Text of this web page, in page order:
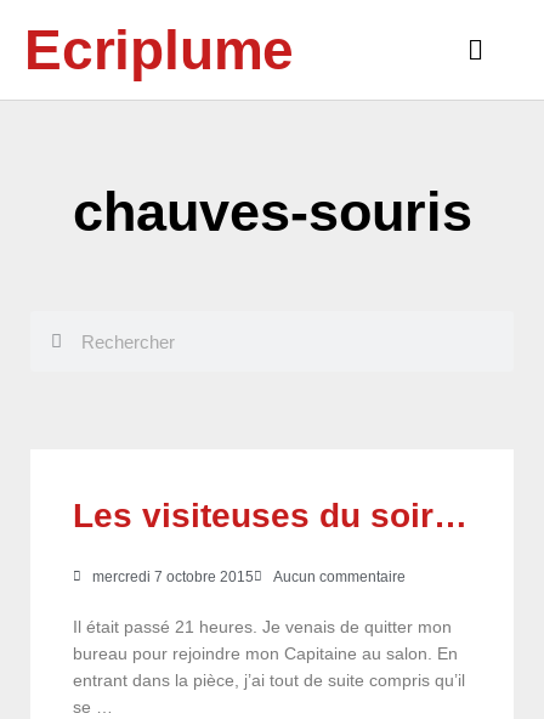
contenuEcriplume
Main
chauves-souris
Les visiteuses du soir…
mercredi 7 octobre 2015 Aucun commentaire
Il était passé 21 heures. Je venais de quitter mon
bureau pour rejoindre mon Capitaine au salon. En
entrant dans la pièce, j’ai tout de suite compris qu’il
se …